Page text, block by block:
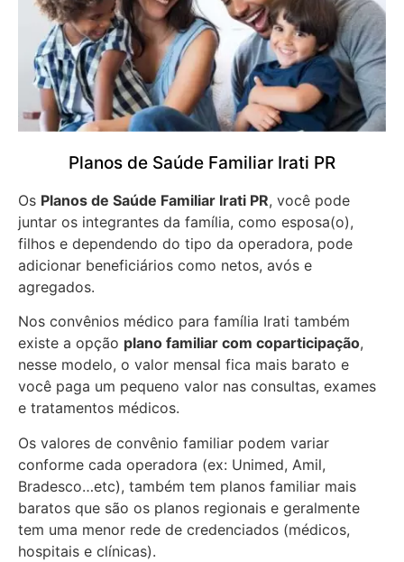
Planos de Saúde Familiar Irati PR
Os Planos de Saúde Familiar Irati PR, você pode
juntar os integrantes da família, como esposa(o),
filhos e dependendo do tipo da operadora, pode
adicionar beneficiários como netos, avós e
agregados.
Nos convênios médico para família Irati também
existe a opção plano familiar com coparticipação,
nesse modelo, o valor mensal fica mais barato e
você paga um pequeno valor nas consultas, exames
e tratamentos médicos.
Os valores de convênio familiar podem variar
conforme cada operadora (ex: Unimed, Amil,
Bradesco…etc), também tem planos familiar mais
baratos que são os planos regionais e geralmente
tem uma menor rede de credenciados (médicos,
hospitais e clínicas).